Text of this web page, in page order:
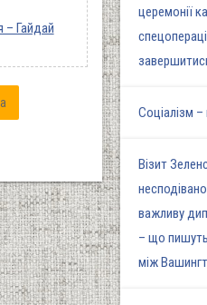
– Гайдай
церемонії
Соціалізм
Візит
важливу
– що
між